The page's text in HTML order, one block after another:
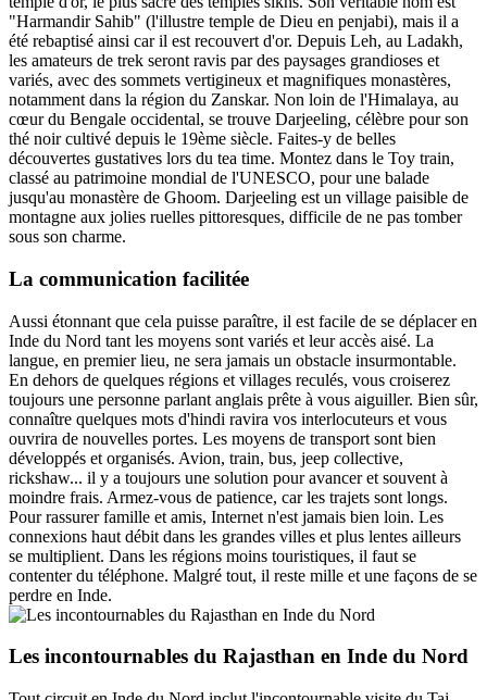
"Harmandir Sahib" (l'illustre temple de Dieu en penjabi), mais il a
été rebaptisé ainsi car il est recouvert d'or. Depuis Leh, au Ladakh,
les amateurs de trek seront ravis par des paysages grandioses et
variés, avec des sommets vertigineux et magnifiques monastères,
notamment dans la région du Zanskar. Non loin de l'Himalaya, au
cœur du Bengale occidental, se trouve Darjeeling, célèbre pour son
thé noir cultivé depuis le 19ème siècle. Faites-y de belles
découvertes gustatives lors du tea time. Montez dans le Toy train,
classé au patrimoine mondial de l'UNESCO, pour une balade
jusqu'au monastère de Ghoom. Darjeeling est un village paisible de
montagne aux jolies ruelles pittoresques, difficile de ne pas tomber
sous son charme.
La communication facilitée
Aussi étonnant que cela puisse paraître, il est facile de se déplacer en
Inde du Nord tant les moyens sont variés et leur accès aisé. La
langue, en premier lieu, ne sera jamais un obstacle insurmontable.
En dehors de quelques régions et villages reculés, vous croiserez
toujours une personne parlant anglais prête à vous aiguiller. Bien sûr,
connaître quelques mots d'hindi ravira vos interlocuteurs et vous
ouvrira de nouvelles portes. Les moyens de transport sont bien
développés et organisés. Avion, train, bus, jeep collective,
rickshaw... il y a toujours une solution pour avancer et souvent à
moindre frais. Armez-vous de patience, car les trajets sont longs.
Pour rassurer famille et amis, Internet n'est jamais bien loin. Les
connexions haut débit dans les grandes villes et plus lentes ailleurs
se multiplient. Dans les régions moins touristiques, il faut se
contenter du téléphone. Malgré tout, il reste mille et une façons de se
perdre en Inde.
Les incontournables du Rajasthan en Inde du Nord